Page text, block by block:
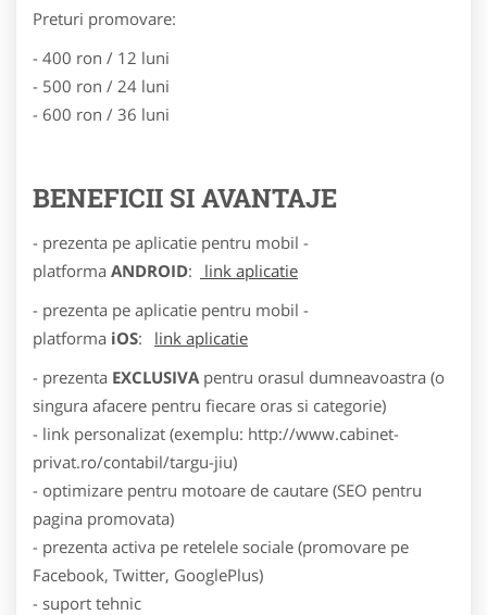
Preturi promovare:
- 400 ron / 12 luni
- 500 ron / 24 luni
- 600 ron / 36 luni
BENEFICII SI AVANTAJE
- prezenta pe aplicatie pentru mobil -
platforma ANDROID:
link aplicatie
- prezenta pe aplicatie pentru mobil -
platforma iOS:
link aplicatie
- prezenta EXCLUSIVA pentru orasul dumneavoastra (o
singura afacere pentru fiecare oras si categorie)
- link personalizat (exemplu: http://www.cabinet-
privat.ro/contabil/targu-jiu)
- optimizare pentru motoare de cautare (SEO pentru
pagina promovata)
- prezenta activa pe retelele sociale (promovare pe
Facebook, Twitter, GooglePlus)
- suport tehnic